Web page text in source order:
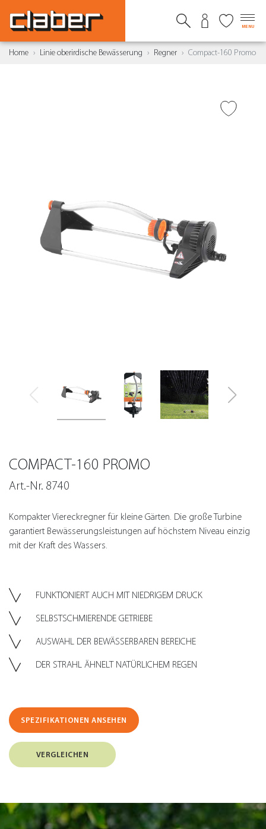
MENU
Home Linie oberirdische Bewässerung Regner Compact-160 Promo
COMPACT-160 PROMO
Art.-Nr. 8740
Kompakter Viereckregner für kleine Gärten. Die große Turbine
garantiert Bewässerungsleistungen auf höchstem Niveau einzig
mit der Kraft des Wassers.
FUNKTIONIERT AUCH MIT NIEDRIGEM DRUCK
SELBSTSCHMIERENDE GETRIEBE
AUSWAHL DER BEWÄSSERBAREN BEREICHE
DER STRAHL ÄHNELT NATÜRLICHEM REGEN
SPEZIFIKATIONEN ANSEHEN
VERGLEICHEN